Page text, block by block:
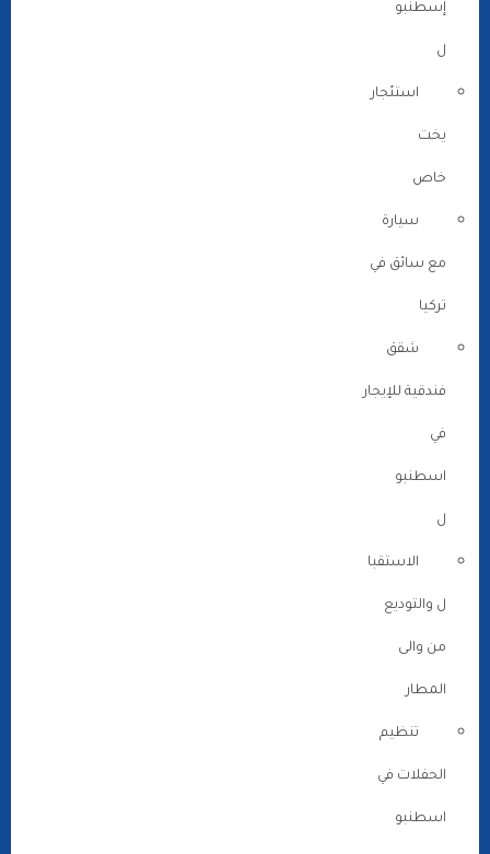
إسطنبو
ل
استئجار
يخت
خاص
سيارة
مع سائق في
تركيا
شقق
فندقية للإيجار
في
اسطنبو
ل
الاستقبا
ل والتوديع
من والى
المطار
تنظيم
الحفلات في
اسطنبو